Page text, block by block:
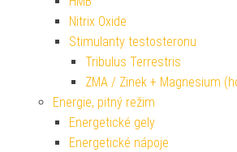
Nitrix Oxide
Stimulanty testosteronu
Tribulus Terrestris
ZMA / Zinek + Magnesium
Energie, pitný režim
Energetické gely
Energetické nápoje